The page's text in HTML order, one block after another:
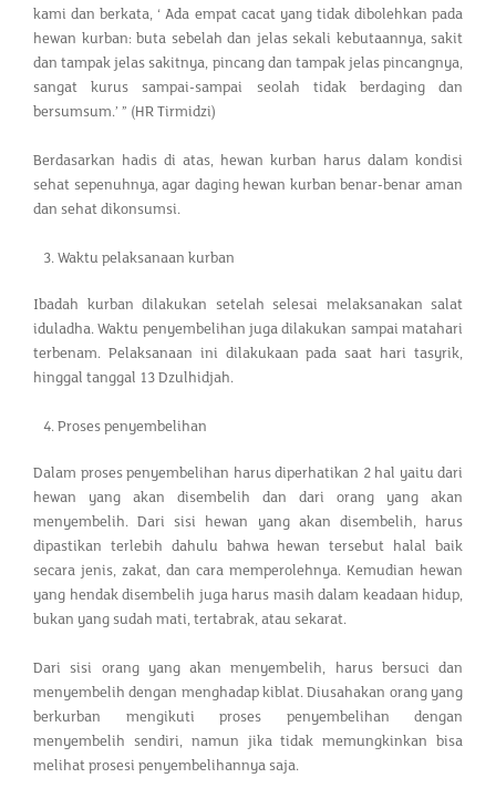
kami dan berkata, ‘ Ada empat cacat yang tidak dibolehkan pada
hewan kurban: buta sebelah dan jelas sekali kebutaannya, sakit
dan tampak jelas sakitnya, pincang dan tampak jelas pincangnya,
sangat kurus sampai-sampai seolah tidak berdaging dan
bersumsum.’ ” (HR Tirmidzi)
Berdasarkan hadis di atas, hewan kurban harus dalam kondisi
sehat sepenuhnya, agar daging hewan kurban benar-benar aman
dan sehat dikonsumsi.
Waktu pelaksanaan kurban
Ibadah kurban dilakukan setelah selesai melaksanakan salat
iduladha. Waktu penyembelihan juga dilakukan sampai matahari
terbenam. Pelaksanaan ini dilakukaan pada saat hari tasyrik,
hinggal tanggal 13 Dzulhidjah.
Proses penyembelihan
Dalam proses penyembelihan harus diperhatikan 2 hal yaitu dari
hewan yang akan disembelih dan dari orang yang akan
menyembelih. Dari sisi hewan yang akan disembelih, harus
dipastikan terlebih dahulu bahwa hewan tersebut halal baik
secara jenis, zakat, dan cara memperolehnya. Kemudian hewan
yang hendak disembelih juga harus masih dalam keadaan hidup,
bukan yang sudah mati, tertabrak, atau sekarat.
Dari sisi orang yang akan menyembelih, harus bersuci dan
menyembelih dengan menghadap kiblat. Diusahakan orang yang
berkurban mengikuti proses penyembelihan dengan
menyembelih sendiri, namun jika tidak memungkinkan bisa
melihat prosesi penyembelihannya saja.